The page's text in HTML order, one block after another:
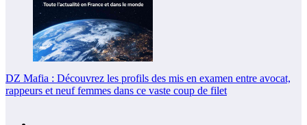
DZ Mafia : Découvrez les profils des mis en examen entre avocat,
rappeurs et neuf femmes dans ce vaste coup de filet